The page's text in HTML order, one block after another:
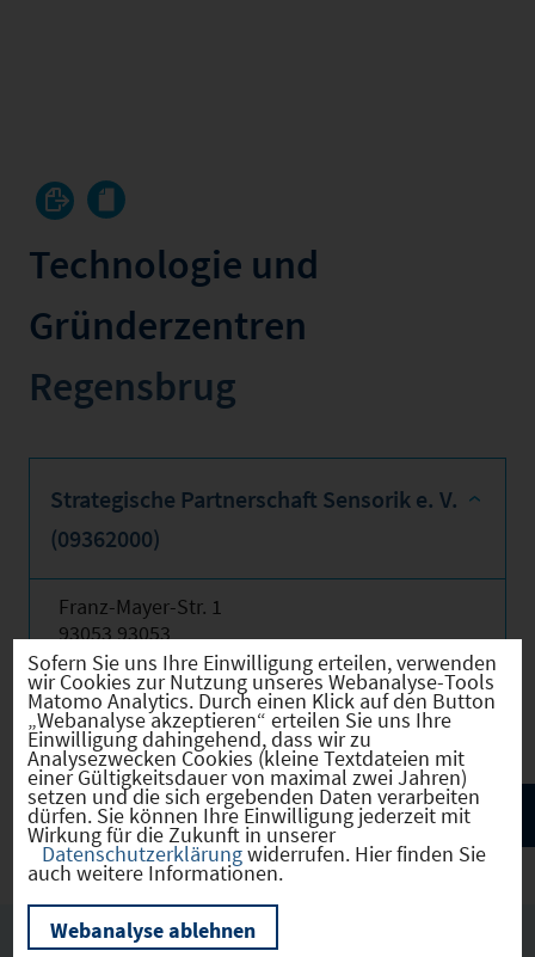
Technologie und
Gründerzentren
Regensbrug
Strategische Partnerschaft Sensorik e. V.
(09362000)
Franz-Mayer-Str. 1
93053 93053
Internet:https://www.sensorik-bayern.de/
Telefon: 0941-6309160
E-Mail:s.fuchs1@sensorik-bayern.de
Sofern Sie uns Ihre Einwilligung erteilen, verwenden
wir Cookies zur Nutzung unseres Webanalyse-Tools
Matomo Analytics. Durch einen Klick auf den Button
„Webanalyse akzeptieren“ erteilen Sie uns Ihre
Einwilligung dahingehend, dass wir zu
Analysezwecken Cookies (kleine Textdateien mit
einer Gültigkeitsdauer von maximal zwei Jahren)
setzen und die sich ergebenden Daten verarbeiten
dürfen. Sie können Ihre Einwilligung jederzeit mit
Wirkung für die Zukunft in unserer
Datenschutzerklärungwiderrufen. Hier finden Sie
auch weitere Informationen.
Webanalyse ablehnen